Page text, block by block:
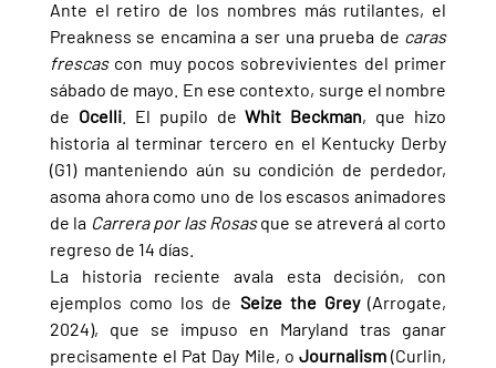
Ante el retiro de los nombres más rutilantes, el
Preakness se encamina a ser una prueba de caras
frescas con muy pocos sobrevivientes del primer
sábado de mayo. En ese contexto, surge el nombre
de Ocelli. El pupilo de Whit Beckman, que hizo
historia al terminar tercero en el Kentucky Derby
(G1) manteniendo aún su condición de perdedor,
asoma ahora como uno de los escasos animadores
de la Carrera por las Rosas que se atreverá al corto
regreso de 14 días.
La historia reciente avala esta decisión, con
ejemplos como los de Seize the Grey (Arrogate,
2024), que se impuso en Maryland tras ganar
precisamente el Pat Day Mile, o Journalism (Curlin,